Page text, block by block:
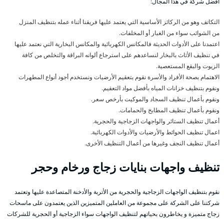
التكاتف وهو من الركائز الأساسية التي يعتمد عليها فريقنا أثناء عمله بتنظيف المنزل
من الشوائب سواء من الغبار أو المخلفات.
اعتمدنا على الأدوات الحديثة فالمكانس الكهربائية والمكانس البخارية التي نعتمد عليها
في تنظيف الأثاث بالبخار لنساعدهم على استرجاع ألوانه البراقة والتخلص من كافة
الزيوت والبقع المستعصية.
الاهتمام بصحة الأفراد والأسرة نقوم بتعقيم الأرضيات ونستخدم أجود أنواع المطهرات
ونقوم بتنظيف خزانات المياه بأفضل مواد التعقيم.
ونقوم بأعمال تنظيف السجاد والموكيت بأرخص سعر.
ونقوم بأعمال تنظيف المطابخ والحمامات.
أعمال تنظيف الستائر والواجهات الزجاجية والحجرية.
اعمال تنظيف الحوائط والأرضيات والأدوات الكهربائية.
أعمال تنظيف النجف وغيرها من أعمال التنظيف الأخرى.
تنظيف واجهات بنايات زجاج ورخام وحجر
نقوم بتنظيف الواجهات الزجاجية والحجرية من الأتربة والأدخنة المتصاعدة عليها وتعتمد
شركتنا على الشركة على مجموعة من العاملين المتميزين الذين يعتمدون على ماسحات
زجاج متميزة و يخاطرون بحياتهم لتنظيف الواجهات سواء الزجاجية أو الحجرية للشركات